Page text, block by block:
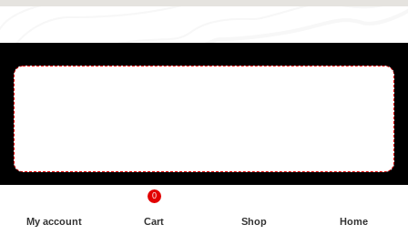
أفضل أجهزة الكشف
Home
Shop
0
Cart
My account